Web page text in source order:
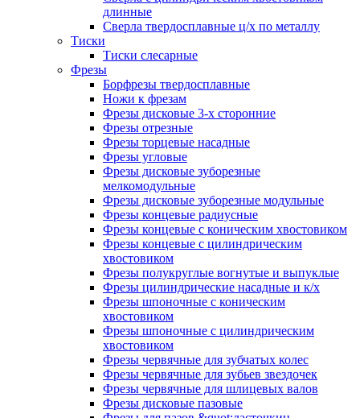
длинные
Сверла твердосплавные ц/х по металлу
Тиски
Тиски слесарные
Фрезы
Борфрезы твердосплавные
Ножи к фрезам
Фрезы дисковые 3-х сторонние
Фрезы отрезные
Фрезы торцевые насадные
Фрезы угловые
Фрезы дисковые зуборезные
мелкомодульные
Фрезы дисковые зуборезные модульные
Фрезы концевые радиусные
Фрезы концевые с коническим хвостовиком
Фрезы концевые с цилиндрическим
хвостовиком
Фрезы полукруглые вогнутые и выпуклые
Фрезы цилиндрические насадные и к/х
Фрезы шпоночные с коническим
хвостовиком
Фрезы шпоночные с цилиндрическим
хвостовиком
Фрезы червячные для зубчатых колес
Фрезы червячные для зубьев звездочек
Фрезы червячные для шлицевых валов
Фрезы дисковые пазовые